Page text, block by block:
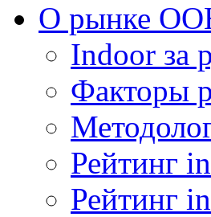
О рынке
Indoor за
Факторы
Рейтинг
Рейтинг